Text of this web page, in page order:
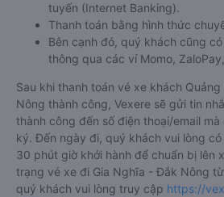
tuyến (Internet Banking).
Thanh toán bằng hình thức
Bên cạnh đó, quý khách cũng
thông qua các ví Momo,
Sau khi thanh toán vé xe khách
Nông thành công, Vexere sẽ gửi tin
thành công đến số điện thoại/email
ký. Đến ngày đi, quý khách vui lòng
30 phút giờ khởi hành để chuẩn bị lên
trạng vé xe đi Gia Nghĩa - Đắk Nông từ
quý khách vui lòng truy cập https://